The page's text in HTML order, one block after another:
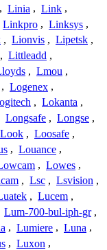
, Linia , Link ,
Linkpro , Linksys ,
, Lionvis , Lipetsk ,
, Littleadd ,
, Lmou ,
, Logenex ,
, Lokanta ,
Longsafe , Longse ,
Look , Loosafe ,
, Louance ,
, Lowes ,
, Lsc , Lsvision ,
, Lucem ,
Lum-700-bul-iph-gr ,
, Lumiere , Luna ,
, Luxon ,